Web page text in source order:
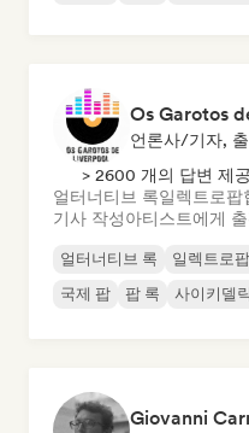
언론사/기자,
> 2600 개의 답변 제공
얼터너티브 록일렉트로팝
기사 작성아티스트에게
얼터너티브 록 일렉트로팝
국제 팝
팝 록 사이키델
Giovanni